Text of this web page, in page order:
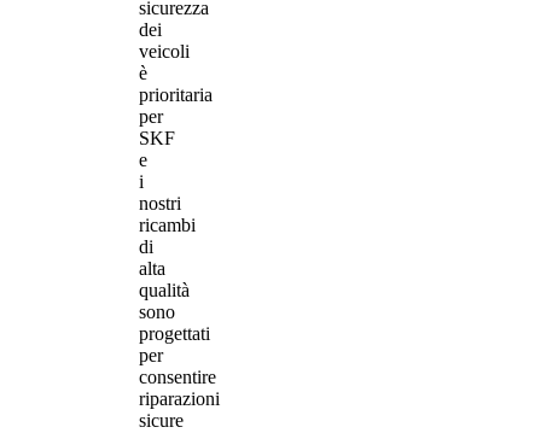
sicurezza
dei
veicoli
è
prioritaria
per
SKF
e
i
nostri
ricambi
di
alta
qualità
sono
progettati
per
consentire
riparazioni
sicure